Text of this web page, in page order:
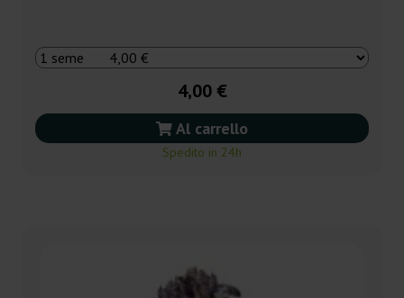
4,00 €
Al carrello
Spedito in 24h